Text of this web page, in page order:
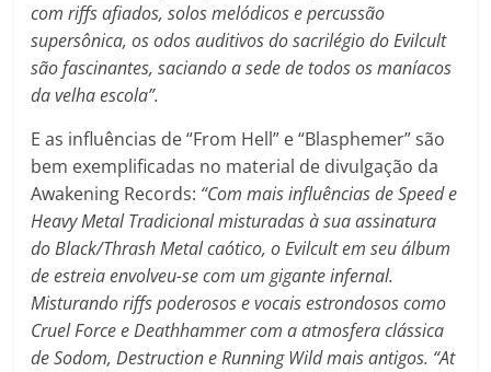
com riffs afiados, solos melódicos e percussão
supersônica, os odos auditivos do sacrilégio do Evilcult
são fascinantes, saciando a sede de todos os maníacos
da velha escola”.
E as influências de “From Hell” e “Blasphemer” são
bem exemplificadas no material de divulgação da
Awakening Records: “Com mais influências de Speed ​​e
Heavy Metal Tradicional misturadas à sua assinatura
do Black/Thrash Metal caótico, o Evilcult em seu álbum
de estreia envolveu-se com um gigante infernal.
Misturando riffs poderosos e vocais estrondosos como
Cruel Force e Deathhammer com a atmosfera clássica
de Sodom, Destruction e Running Wild mais antigos. “At